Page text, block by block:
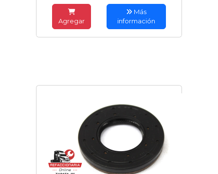
Agregar
Más
información